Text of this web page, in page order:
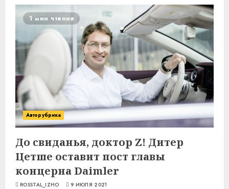
1 мин чтения
Авторубрика
До свиданья, доктор Z! Дитер
Цетше оставит пост главы
концерна Daimler
ROSSTAL_IZHO 9 ИЮЛЯ 2021